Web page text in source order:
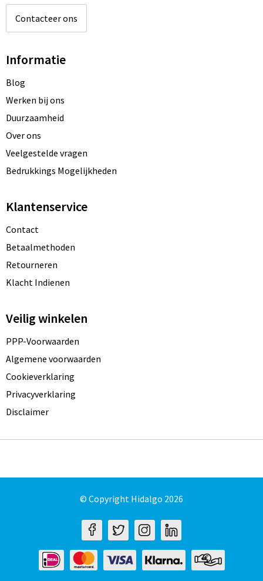
Contacteer ons
Informatie
Blog
Werken bij ons
Duurzaamheid
Over ons
Veelgestelde vragen
Bedrukkings Mogelijkheden
Klantenservice
Contact
Betaalmethoden
Retourneren
Klacht Indienen
Veilig winkelen
PPP-Voorwaarden
Algemene voorwaarden
Cookieverklaring
Privacyverklaring
Disclaimer
© Copyright Hidalgo 2026